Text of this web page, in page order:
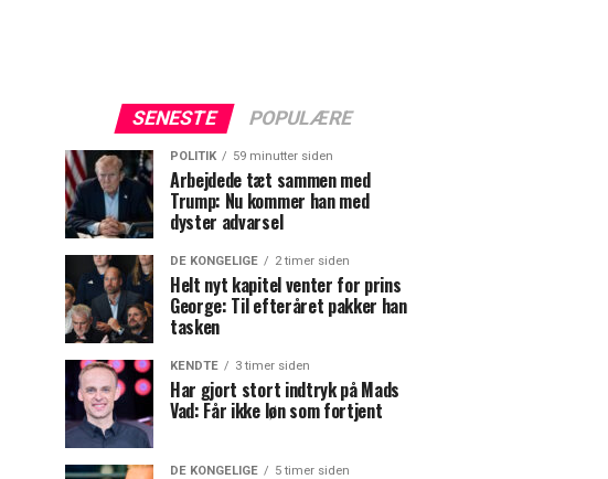
SENESTE POPULÆRE
POLITIK 59 minutter siden
Arbejdede tæt sammen med
Trump: Nu kommer han med
dyster advarsel
DE KONGELIGE 2 timer siden
Helt nyt kapitel venter for prins
George: Til efteråret pakker han
tasken
KENDTE 3 timer siden
Har gjort stort indtryk på Mads
Vad: Får ikke løn som fortjent
DE KONGELIGE 5 timer siden